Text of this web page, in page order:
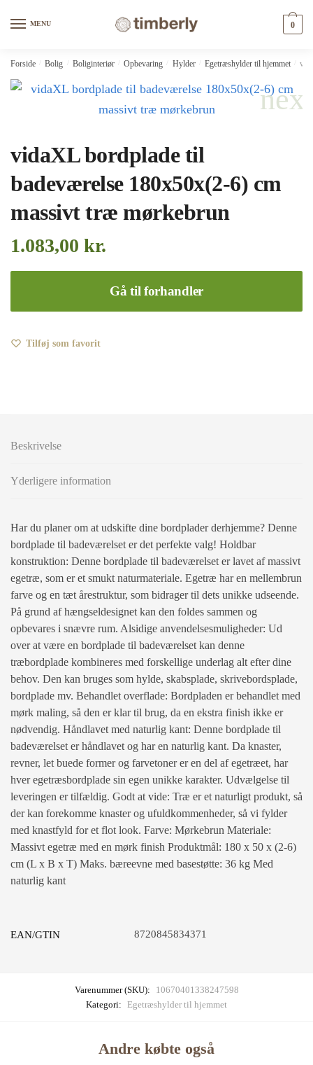
MENU 0
Forside Bolig Boliginteriør Opbevaring Hylder Egetræshylder til hjemmet
vidaXL bordplade til
badeværelse 180x50x(2-6) cm
massivt træ mørkebrun
1.083,00 kr.
Gå til forhandler
Tilføj som favorit
Beskrivelse
Yderligere information
Har du planer om at udskifte dine bordplader derhjemme? Denne
bordplade til badeværelset er det perfekte valg! Holdbar
konstruktion: Denne bordplade til badeværelset er lavet af massivt
egetræ, som er et smukt naturmateriale. Egetræ har en mellembrun
farve og en tæt årestruktur, som bidrager til dets unikke udseende.
På grund af hængseldesignet kan den foldes sammen og
opbevares i snævre rum. Alsidige anvendelsesmuligheder: Ud
over at være en bordplade til badeværelset kan denne
træbordplade kombineres med forskellige underlag alt efter dine
behov. Den kan bruges som hylde, skabsplade, skrivebordsplade,
bordplade mv. Behandlet overflade: Bordpladen er behandlet med
mørk maling, så den er klar til brug, da en ekstra finish ikke er
nødvendig. Håndlavet med naturlig kant: Denne bordplade til
badeværelset er håndlavet og har en naturlig kant. Da knaster,
revner, let buede former og farvetoner er en del af egetræet, har
hver egetræsbordplade sin egen unikke karakter. Udvælgelse til
leveringen er tilfældig. Godt at vide: Træ er et naturligt produkt, så
der kan forekomme knaster og ufuldkommenheder, så vi fylder
med knastfyld for et flot look. Farve: Mørkebrun Materiale:
Massivt egetræ med en mørk finish Produktmål: 180 x 50 x (2-6)
cm (L x B x T) Maks. bæreevne med basestøtte: 36 kg Med
naturlig kant
EAN/GTIN 8720845834371
Varenummer (SKU):
10670401338247598
Kategori: Egetræshylder til hjemmet
Andre købte også